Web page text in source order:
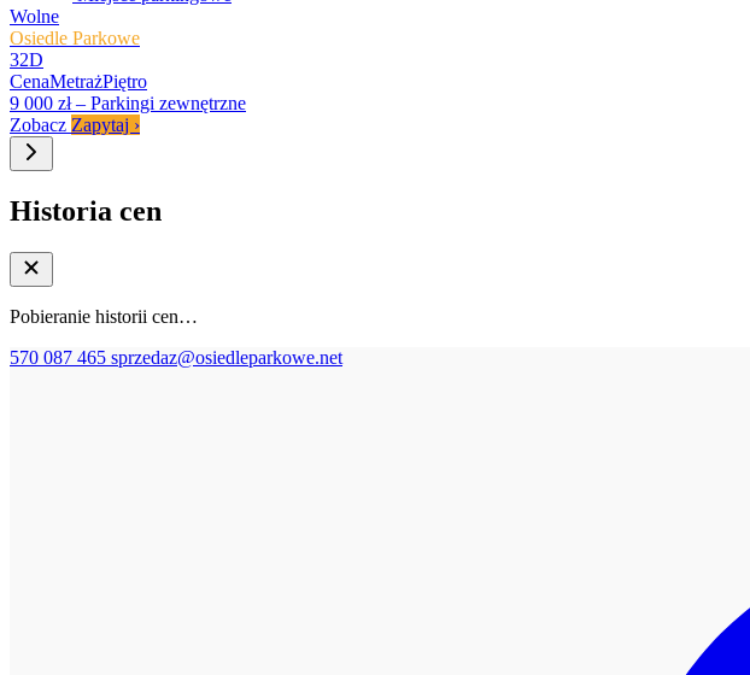
Wolne
Osiedle Parkowe
32D
CenaMetrażPiętro
9 000 zł – Parkingi zewnętrzne
Zobacz Zapytaj ›
Historia cen
Pobieranie historii cen…
570 087 465 sprzedaz@osiedleparkowe.net